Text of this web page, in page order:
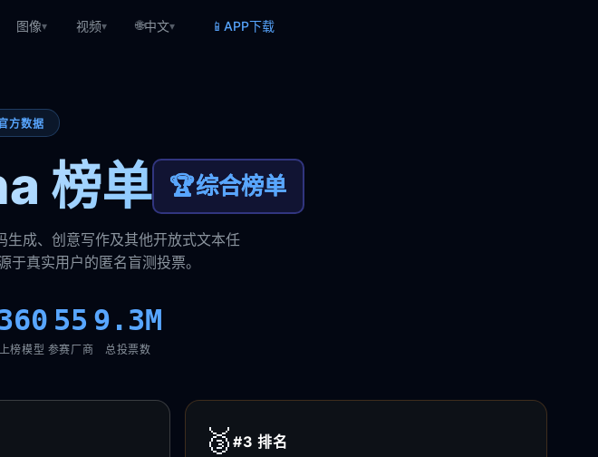
图像▾ 视频▾ 🌐中文▾ 📱 APP下载
方数据
榜单 🏆综合榜单
成、创意写作及其他开放式文本任
真实用户的匿名盲测投票。
上榜模型
55
参赛厂商
9.3M
总投票数
🥉 #3排名